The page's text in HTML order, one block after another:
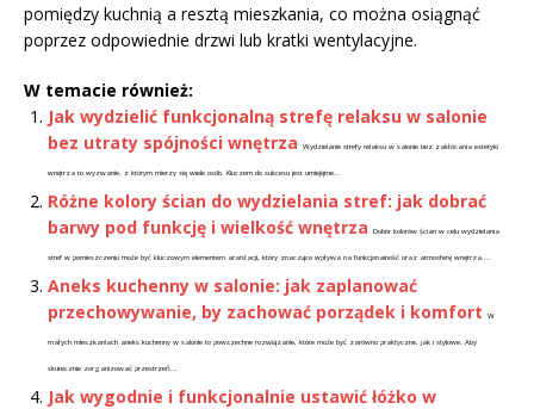
pomiędzy kuchnią a resztą mieszkania, co można osiągnąć
poprzez odpowiednie drzwi lub kratki wentylacyjne.
W temacie również:
Jak wydzielić funkcjonalną strefę relaksu w salonie
bez utraty spójności wnętrza
Wydzielanie strefy relaksu w salonie bez zakłócania estetyki
wnętrza to wyzwanie, z którym mierzy się wiele osób. Kluczem do sukcesu jest umiejętne...
Różne kolory ścian do wydzielania stref: jak dobrać
barwy pod funkcję i wielkość wnętrza
Dobór kolorów ścian w celu wydzielania
stref w pomieszczeniu może być kluczowym elementem aranżacji, który znacząco wpływa na funkcjonalność oraz atmosferę wnętrza....
Aneks kuchenny w salonie: jak zaplanować
przechowywanie, by zachować porządek i komfort
W
małych mieszkaniach aneks kuchenny w salonie to powszechne rozwiązanie, które może być zarówno praktyczne, jak i stylowe. Aby
skutecznie zorganizować przestrzeń...
Jak wygodnie i funkcjonalnie ustawić łóżko w